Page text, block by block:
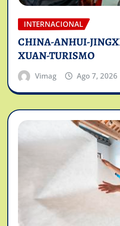
INTERNACIONAL
CHINA-ANHUI-
XUAN-TURISMO
Vimag Ago 7, 2026